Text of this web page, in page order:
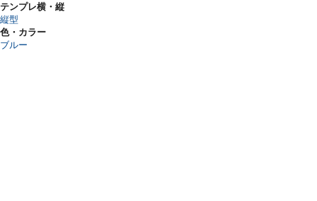
テンプレ横・縦
縦型
色・カラー
ブルー